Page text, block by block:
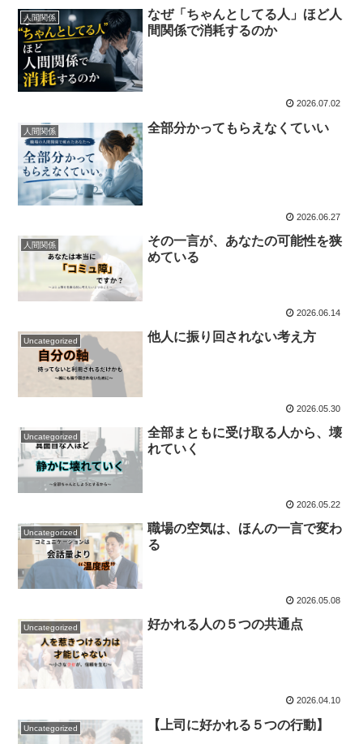
人間関係
なぜ「ちゃんとしてる人」ほど人
間関係で消耗するのか
2026.07.02
人間関係 全部分かってもらえなくていい
2026.06.27
人間関係
その一言が、あなたの可能性を狭
めている
2026.06.14
Uncategorized 他人に振り回されない考え方
2026.05.30
Uncategorized
全部まともに受け取る人から、壊
れていく
2026.05.22
Uncategorized
職場の空気は、ほんの一言で変わ
る
2026.05.08
Uncategorized 好かれる人の５つの共通点
2026.04.10
Uncategorized 【上司に好かれる５つの行動】